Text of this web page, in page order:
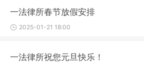
一法律所春节放假安排
2025-01-21 18:00
一法律所祝您元旦快乐！